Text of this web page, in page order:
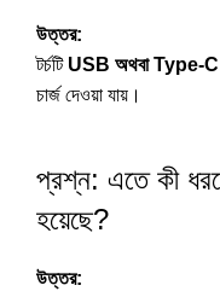
উত্তর:
টর্চটি USB অথবা Type-
চার্জ দেওয়া যায়।
প্রশ্ন: এতে কী
হয়েছে?
উত্তর: